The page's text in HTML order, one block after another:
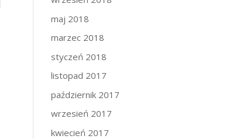
maj 2018
marzec 2018
styczeń 2018
listopad 2017
październik 2017
wrzesień 2017
kwiecień 2017